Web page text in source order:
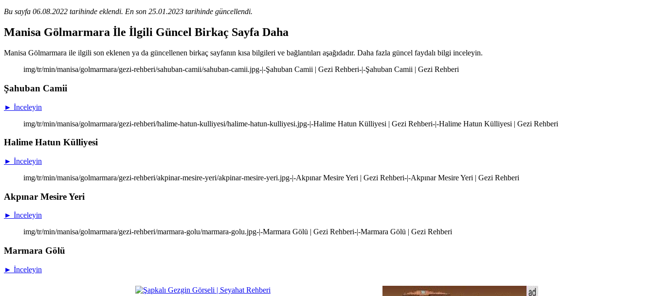
Bu sayfa 06.08.2022 tarihinde eklendi. En son 25.01.2023 tarihinde güncellendi.
Manisa Gölmarmara İle İlgili Güncel Birkaç Sayfa Daha
Manisa Gölmarmara ile ilgili son eklenen ya da güncellenen birkaç sayfanın kısa bilgileri ve bağlantıları aşağıdadır. Daha fazla güncel faydalı bilgi inceleyin.
img/tr/min/manisa/golmarmara/gezi-rehberi/sahuban-camii/sahuban-camii.jpg-|-Şahuban Camii | Gezi Rehberi-|-Şahuban Camii | Gezi Rehberi
Şahuban Camii
► İnceleyin
img/tr/min/manisa/golmarmara/gezi-rehberi/halime-hatun-kulliyesi/halime-hatun-kulliyesi.jpg-|-Halime Hatun Külliyesi | Gezi Rehberi-|-Halime Hatun Külliyesi | Gezi Rehberi
Halime Hatun Külliyesi
► İnceleyin
img/tr/min/manisa/golmarmara/gezi-rehberi/akpinar-mesire-yeri/akpinar-mesire-yeri.jpg-|-Akpınar Mesire Yeri | Gezi Rehberi-|-Akpınar Mesire Yeri | Gezi Rehberi
Akpınar Mesire Yeri
► İnceleyin
img/tr/min/manisa/golmarmara/gezi-rehberi/marmara-golu/marmara-golu.jpg-|-Marmara Gölü | Gezi Rehberi-|-Marmara Gölü | Gezi Rehberi
Marmara Gölü
► İnceleyin